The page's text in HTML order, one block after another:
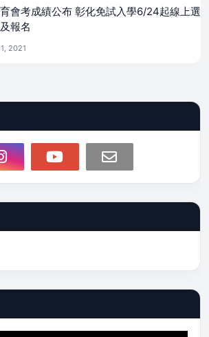
會考成績公布 彰化免試入學6/24起線上選
報名
2021